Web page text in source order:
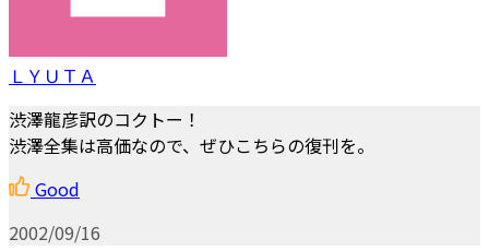
ＬＹＵＴＡ
渋澤龍彦訳のコクトー！
渋澤全集は高価なので、ぜひこちらの復刊を。
Good
2002/09/16